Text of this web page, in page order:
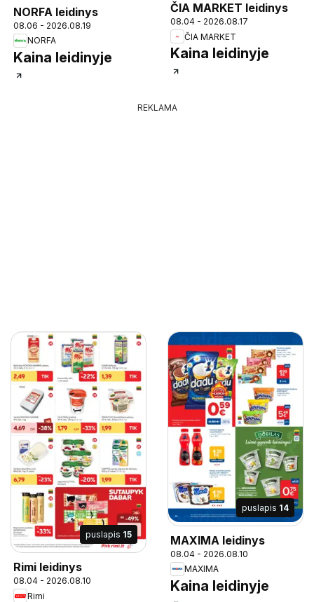
NORFA leidinys
08.06 - 2026.08.19
NORFA
Kaina leidinyje
ČIA MARKET leidinys
08.04 - 2026.08.17
ČIA MARKET
Kaina leidinyje
REKLAMA
puslapis 15
Rimi leidinys
08.04 - 2026.08.10
Rimi
puslapis 14
MAXIMA leidinys
08.04 - 2026.08.10
MAXIMA
Kaina leidinyje